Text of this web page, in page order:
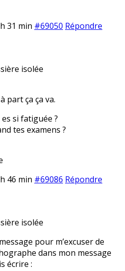
31 min #69050 Répondre
isolée
part ça ça va.
si fatiguée ?
tes examens ?
46 min #69086 Répondre
isolée
pour m’excuser de
dans mon message
écrire :